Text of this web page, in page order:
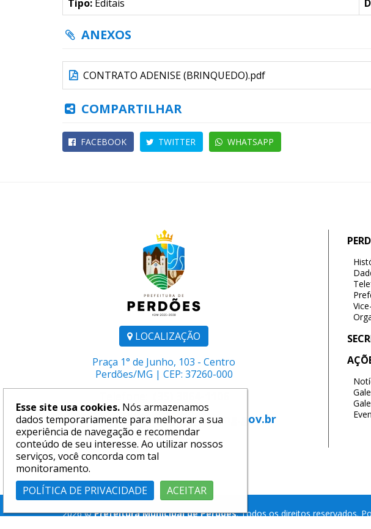
Tipo: Editais
ANEXOS
CONTRATO ADENISE (BRINQUEDO).pdf
COMPARTILHAR
FACEBOOK TWITTER WHATSAPP
LOCALIZAÇÃO
Praça 1° de Junho, 103 - Centro
Perdões/MG | CEP: 37260-000
E-mail: comunicacao@perdoes.mg.gov.br
2026 ©Prefeitura Municipal de Perdões. Todos os direitos reservados.
Esse site usa cookies. Nós armazenamos
dados temporariamente para melhorar a sua
experiência de navegação e recomendar
conteúdo de seu interesse. Ao utilizar nossos
serviços, você concorda com tal
monitoramento.
POLÍTICA DE PRIVACIDADE
ACEITAR